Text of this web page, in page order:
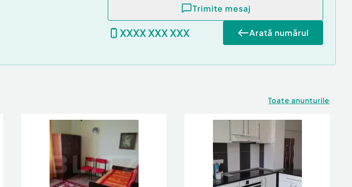
Trimite mesaj
XXXX XXX XXX Arată numărul
Toate anunturile